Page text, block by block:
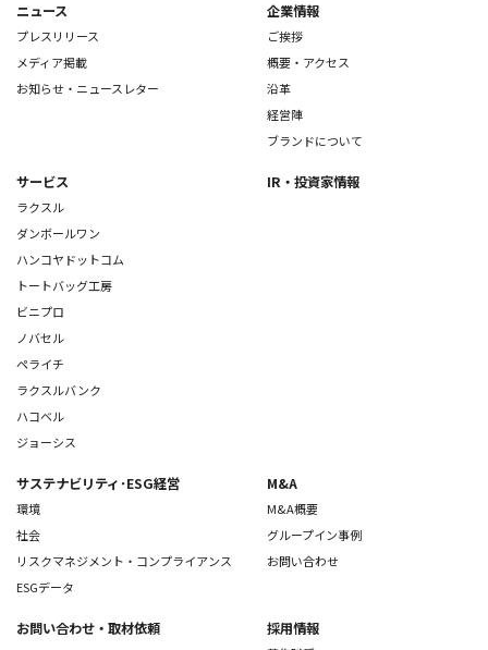
ニュース
プレスリリース
メディア掲載
お知らせ・ニュースレター
企業情報
ご挨拶
概要・アクセス
沿革
経営陣
ブランドについて
サービス
ラクスル
ダンボールワン
ハンコヤドットコム
トートバッグ工房
ビニプロ
ノバセル
ペライチ
ラクスルバンク
ハコベル
ジョーシス
IR・投資家情報
サステナビリティ･ESG経営
環境
社会
リスクマネジメント・コンプライアンス
ESGデータ
M&A
M&A概要
グループイン事例
お問い合わせ
お問い合わせ ・取材依頼 採用情報